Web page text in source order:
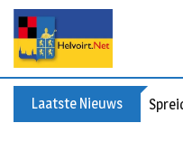
Laatste Nieuws